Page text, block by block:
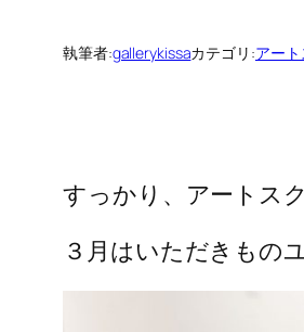
執筆者:gallerykissaカテゴリ:アー
すっかり、アートス
３月はいただきもの